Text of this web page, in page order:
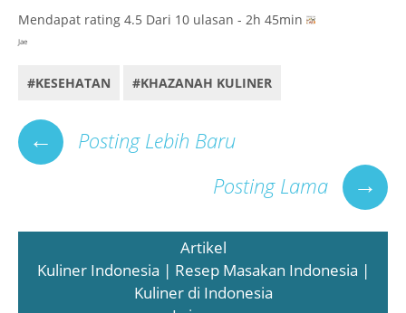
Mendapat rating 4.5 Dari 10 ulasan - 2h 45min
Jae
#KESEHATAN #KHAZANAH KULINER
←
Posting Lebih Baru
Posting Lama
→
Artikel
Kuliner Indonesia | Resep Masakan Indonesia |
Kuliner di Indonesia